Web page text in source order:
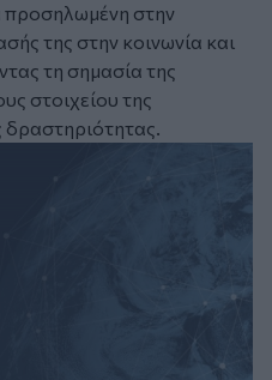
στην
της στην κοινωνία και
τη σημασία της
στοιχείου της
δραστηριότητας.